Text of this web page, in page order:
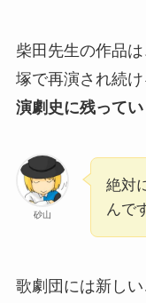
柴田先生の作品
塚で再演され続け
演劇史に残って
砂山
絶対
んで
歌劇団には新し